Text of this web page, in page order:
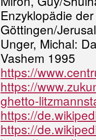
Enzyklopädie
Göttingen/
Unger, Michal:
Vashem 1995
https://
https://
ghetto-
https://
https://